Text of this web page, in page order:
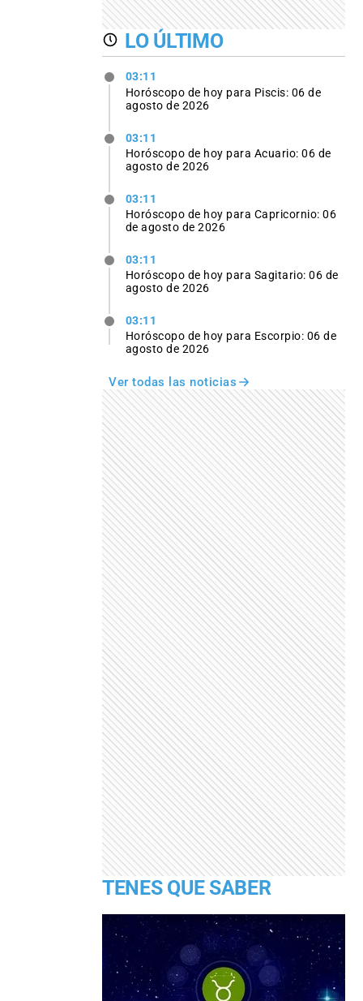
LO ÚLTIMO
03:11
Horóscopo de hoy para Piscis: 06 de
agosto de 2026
03:11
Horóscopo de hoy para Acuario: 06 de
agosto de 2026
03:11
Horóscopo de hoy para Capricornio: 06
de agosto de 2026
03:11
Horóscopo de hoy para Sagitario: 06 de
agosto de 2026
03:11
Horóscopo de hoy para Escorpio: 06 de
agosto de 2026
Ver todas las noticias
TENES QUE SABER